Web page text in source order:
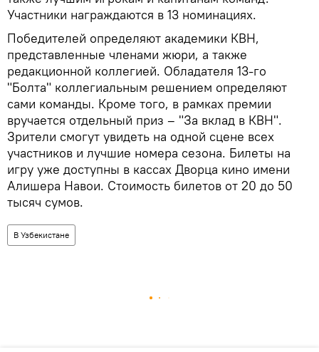
Участники награждаются в 13 номинациях.
Победителей определяют академики КВН,
представленные членами жюри, а также
редакционной коллегией. Обладателя 13-го
"Болта" коллегиальным решением определяют
сами команды. Кроме того, в рамках премии
вручается отдельный приз – "За вклад в КВН".
Зрители смогут увидеть на одной сцене всех
участников и лучшие номера сезона. Билеты на
игру уже доступны в кассах Дворца кино имени
Алишера Навои. Стоимость билетов от 20 до 50
тысяч сумов.
В Узбекистане